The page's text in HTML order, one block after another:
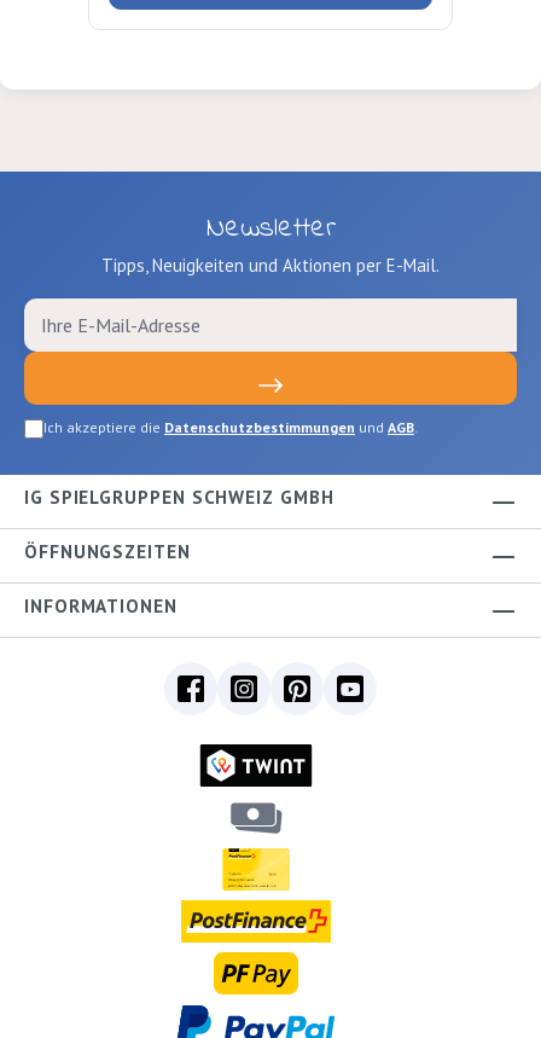
Newsletter
Tipps, Neuigkeiten und Aktionen per E-Mail.
Ich akzeptiere die Datenschutzbestimmungen und AGB.
IG SPIELGRUPPEN SCHWEIZ GMBH
ÖFFNUNGSZEITEN
INFORMATIONEN